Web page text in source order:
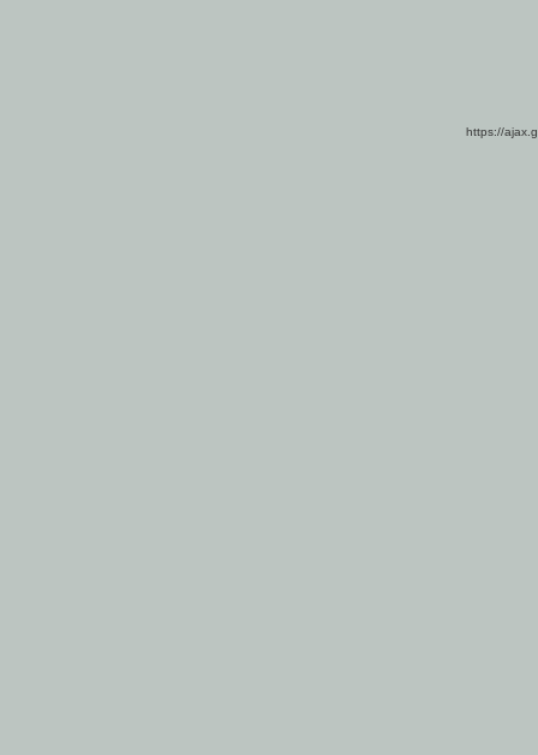
https://